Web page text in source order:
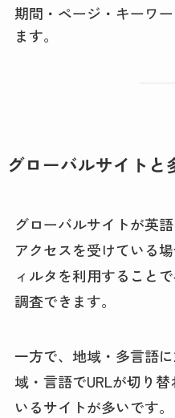
期間・ページ・キーワ
ます。
グローバルサイトと
グローバルサイトが英
アクセスを受けている
ィルタを利用すること
調査できます。
一方で、地域・多言語
域・言語でURLが切り
いるサイトが多いです